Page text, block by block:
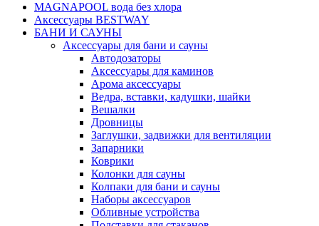
MAGNAPOOL вода без хлора
Аксессуары BESTWAY
БАНИ И САУНЫ
Аксессуары для бани и сауны
Автодозаторы
Аксессуары для каминов
Арома аксессуары
Ведра, вставки, кадушки, шайки
Вешалки
Дровницы
Заглушки, задвижки для вентиляции
Запарники
Коврики
Колонки для сауны
Колпаки для бани и сауны
Наборы аксессуаров
Обливные устройства